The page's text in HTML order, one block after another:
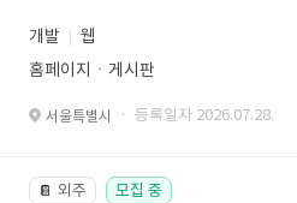
개발
웹
홈페이지ㆍ게시판
서울특별시 · 등록일자 2026.07.28.
📔 외주 모집 중